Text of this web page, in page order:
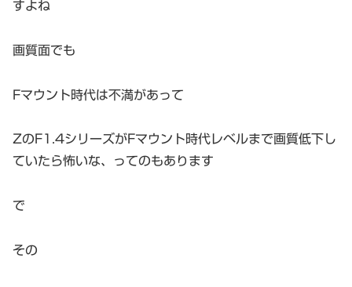
すよね
画質面でも
Fマウント時代は不満があって
ZのF1.4シリーズがFマウント時代レベルまで画質低下し
ていたら怖いな、ってのもあります
で
その